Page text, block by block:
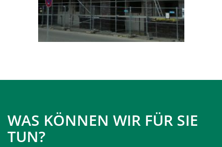
WAS KÖNNEN WIR FÜR SIE
TUN?